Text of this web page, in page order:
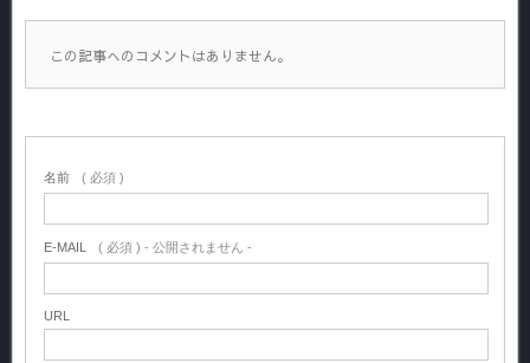
この記事へのコメントはありません。
名前 ( 必須 )
E-MAIL ( 必須 ) - 公開されません -
URL